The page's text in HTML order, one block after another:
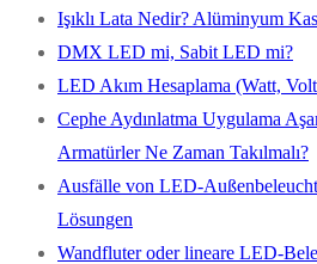
Işıklı Lata Nedir? Alüminyum
DMX LED mi, Sabit LED mi?
LED Akım Hesaplama (Watt,
Cephe Aydınlatma Uygulama
Armatürler Ne Zaman Takılmalı?
Ausfälle von LED-
Lösungen
Wandfluter oder lineare LED-